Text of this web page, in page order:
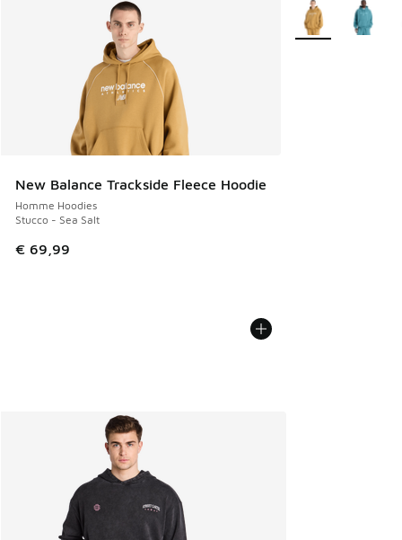
New Balance Trackside Fleece Hoodie
Homme Hoodies
Stucco - Sea Salt
€ 69,99
Plus de couleurs